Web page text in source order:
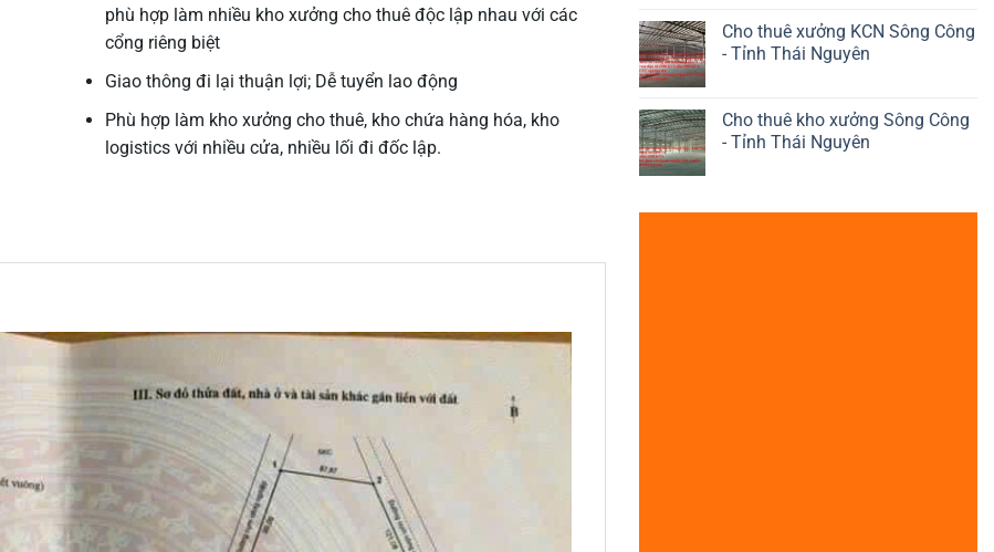
phù hợp làm nhiều kho xưởng cho thuê độc lập nhau với các
cổng riêng biệt
Giao thông đi lại thuận lợi; Dễ tuyển lao động
Phù hợp làm kho xưởng cho thuê, kho chứa hàng hóa, kho
logistics với nhiều cửa, nhiều lối đi đốc lập.
Cho thuê xưởng KCN Sông Công
- Tỉnh Thái Nguyên
Cho thuê kho xưởng Sông Công
- Tỉnh Thái Nguyên